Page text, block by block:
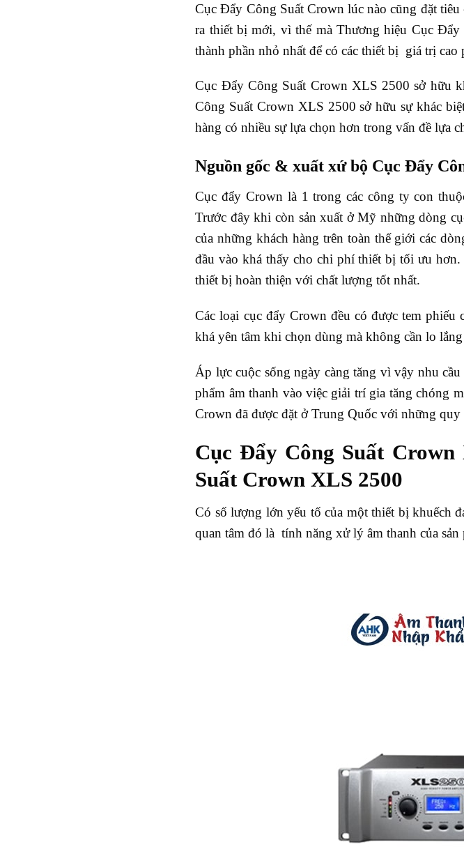
Cục Đẩy Công Suất Crown lúc nào cũng đặt
ra thiết bị mới, vì thế mà Thương hiệu Cục
thành phần nhỏ nhất để có các thiết bị giá trị
Cục Đẩy Công Suất Crown XLS 2500 sở hữu
Công Suất Crown XLS 2500 sở hữu sự khác
hàng có nhiều sự lựa chọn hơn trong vấn đề lựa
Nguồn gốc & xuất xứ bộ Cục Đẩy
Cục đẩy Crown là 1 trong các công ty con
Trước đây khi còn sản xuất ở Mỹ những dòng
của những khách hàng trên toàn thế giới các
đầu vào khá thấy cho chi phí thiết bị tối ưu
thiết bị hoàn thiện với chất lượng tốt nhất.
Các loại cục đẩy Crown đều có được tem
khá yên tâm khi chọn dùng mà không cần lo
Áp lực cuộc sống ngày càng tăng vì vậy nhu
phẩm âm thanh vào việc giải trí gia tăng chóng
Crown đã được đặt ở Trung Quốc với những
Cục Đẩy Công Suất
Suất Crown XLS 2500
Có số lượng lớn yếu tố của một thiết bị khuếch
quan tâm đó là tính năng xử lý âm thanh của